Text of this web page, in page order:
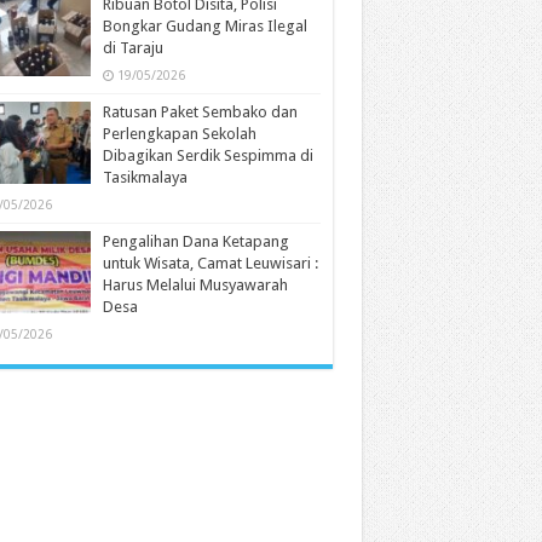
Ribuan Botol Disita, Polisi
Bongkar Gudang Miras Ilegal
di Taraju
19/05/2026
Ratusan Paket Sembako dan
Perlengkapan Sekolah
Dibagikan Serdik Sespimma di
Tasikmalaya
05/2026
Pengalihan Dana Ketapang
untuk Wisata, Camat Leuwisari :
Harus Melalui Musyawarah
Desa
05/2026